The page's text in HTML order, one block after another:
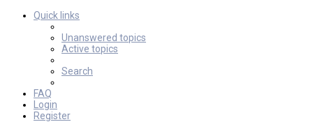
Quick links
Unanswered topics
Active topics
Search
FAQ
Login
Register